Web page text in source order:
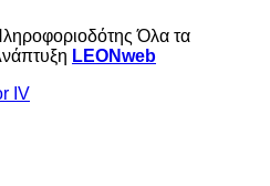
Όλα τα
LEONweb
IV